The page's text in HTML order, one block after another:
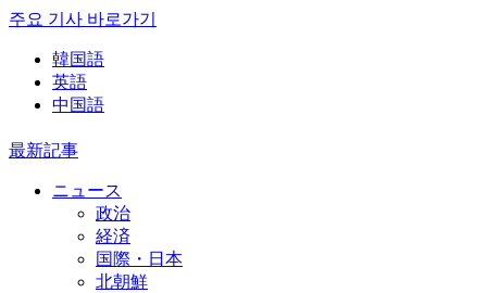
주요 기사 바로가기
韓国語
英語
中国語
最新記事
ニュース
政治
経済
国際・日本
北朝鮮